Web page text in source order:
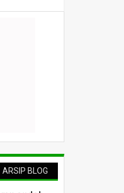
ARSIP BLOG